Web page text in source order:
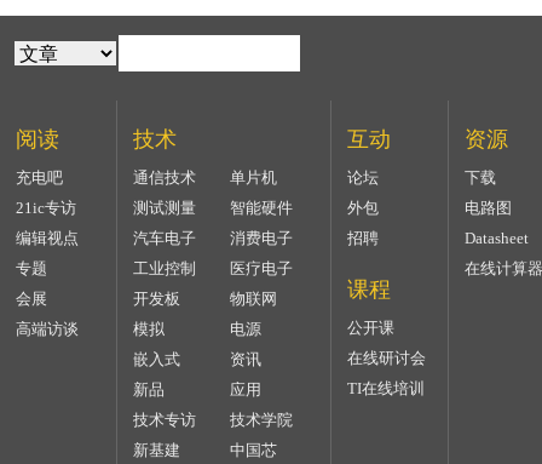
阅读
充电吧
21ic专访
编辑视点
专题
会展
高端访谈
技术
通信技术
单片机
测试测量
智能硬件
汽车电子
消费电子
工业控制
医疗电子
开发板
物联网
模拟
电源
嵌入式
资讯
新品
应用
技术专访
技术学院
新基建
中国芯
互动
论坛
外包
招聘
课程
公开课
在线研讨会
TI在线培训
资源
下载
电路图
Datasheet
在线计算器